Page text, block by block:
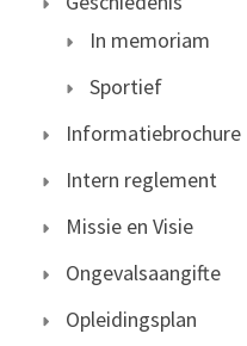
In memoriam
Sportief
Informatiebrochure
Intern reglement
Missie en Visie
Ongevalsaangifte
Opleidingsplan